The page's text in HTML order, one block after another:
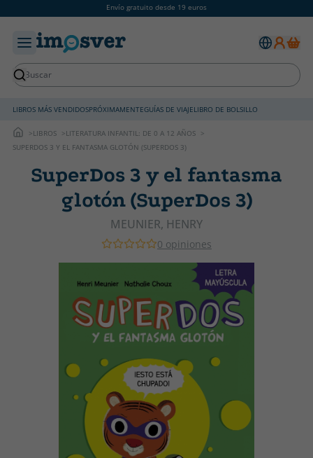
Envío gratuito desde 19 euros
LIBROS MÁS VENDIDOSPRÓXIMAMENTEGUÍAS DE VIAJELIBRO DE BOLSILLO
LIBROS
LITERATURA INFANTIL: DE 0 A 12 AÑOS
SUPERDOS 3 Y EL FANTASMA GLOTÓN (SUPERDOS 3)
SuperDos 3 y el fantasma
glotón (SuperDos 3)
MEUNIER, HENRY
0 opiniones